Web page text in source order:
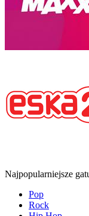
Najpopularniejsze
Pop
Rock